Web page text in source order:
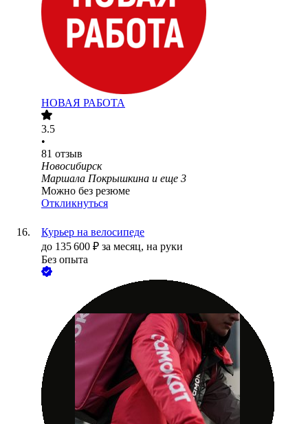
НОВАЯ РАБОТА
3.5
•
81 отзыв
Новосибирск
Маршала Покрышкина и еще 3
Можно без резюме
Откликнуться
Курьер на велосипеде
до 135 600 ₽ за месяц, на руки
Без опыта